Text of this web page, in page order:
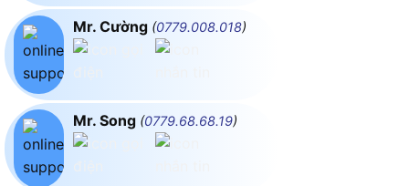
Mr. Cường (0779.008.018)
Mr. Song (0779.68.68.19)